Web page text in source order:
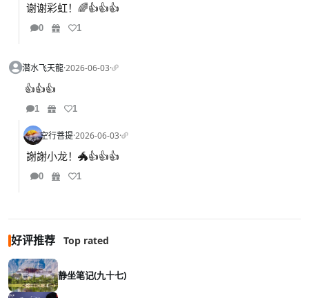
谢谢彩虹！🌈👍👍👍
0 1
潜水飞天龍·2026-06-03·
👍👍👍
1 1
空行菩提·2026-06-03·
謝謝小龙！🐲👍👍👍
0 1
好评推荐 Top rated
静坐笔记(九十七)